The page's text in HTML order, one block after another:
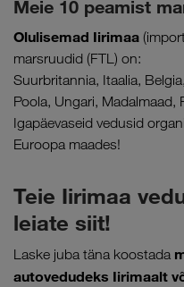
Meie 10 peamist
Olulisemad Iirimaa
marsruudid (FTL) on:
Suurbritannia, Itaalia,
Poola, Ungari, Madalmaad,
Igapäevaseid vedusid
Euroopa maades!
Teie Iirimaa
leiate siit!
Laske juba täna koostada
autovedudeks Iirimaalt